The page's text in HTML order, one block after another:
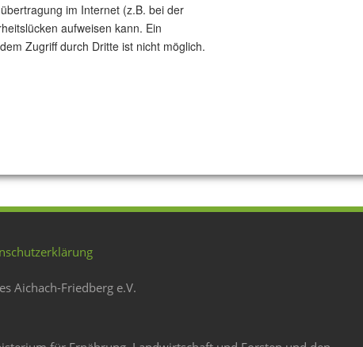
im Internet (z.B. bei der
aufweisen kann. Ein
Zugriff durch Dritte ist nicht möglich.
Aichach-Friedberg e.V.